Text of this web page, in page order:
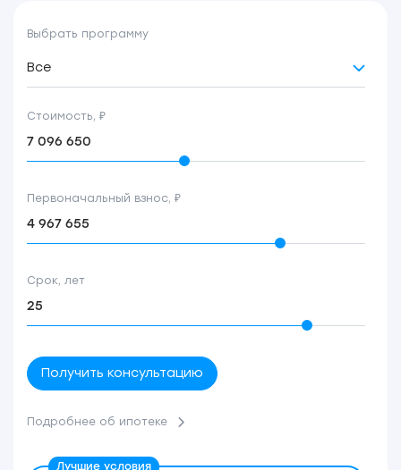
Выбрать программу
Все
Стоимость, ₽
Первоначальный взнос, ₽
Срок, лет
Получить консультацию
Подробнее об ипотеке